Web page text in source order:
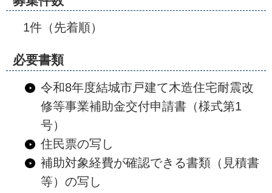
1件（先着順）
必要書類
令和8年度結城市戸建て木造住宅耐震改
修等事業補助金交付申請書（様式第1
号）
住民票の写し
補助対象経費が確認できる書類（見積書
等）の写し